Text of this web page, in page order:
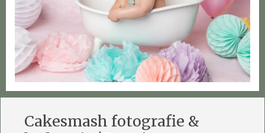
Cakesmash fotografie &